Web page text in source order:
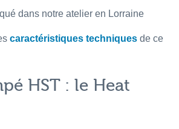
dans notre atelier en Lorraine
caractéristiques techniques de ce
HST : le Heat